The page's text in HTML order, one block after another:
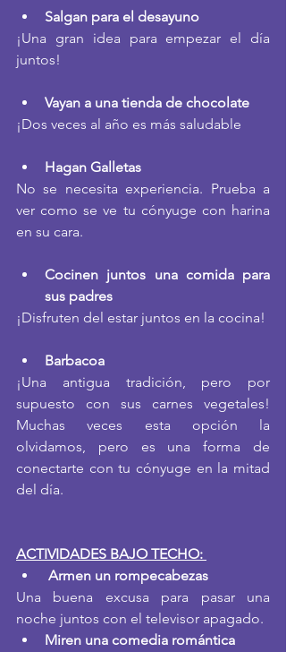
Salgan para el desayuno
¡Una gran idea para empezar el día
juntos!
Vayan a una tienda de chocolate
¡Dos veces al año es más saludable
Hagan Galletas
No se necesita experiencia. Prueba a
ver como se ve tu cónyuge con harina
en su cara.
Cocinen juntos una comida para
sus padres
¡Disfruten del estar juntos en la cocina!
Barbacoa
¡Una antigua tradición, pero por
supuesto con sus carnes vegetales!
Muchas veces esta opción la
olvidamos, pero es una forma de
conectarte con tu cónyuge en la mitad
del día.
ACTIVIDADES BAJO TECHO:
Armen un rompecabezas
Una buena excusa para pasar una
noche juntos con el televisor apagado.
Miren una comedia romántica